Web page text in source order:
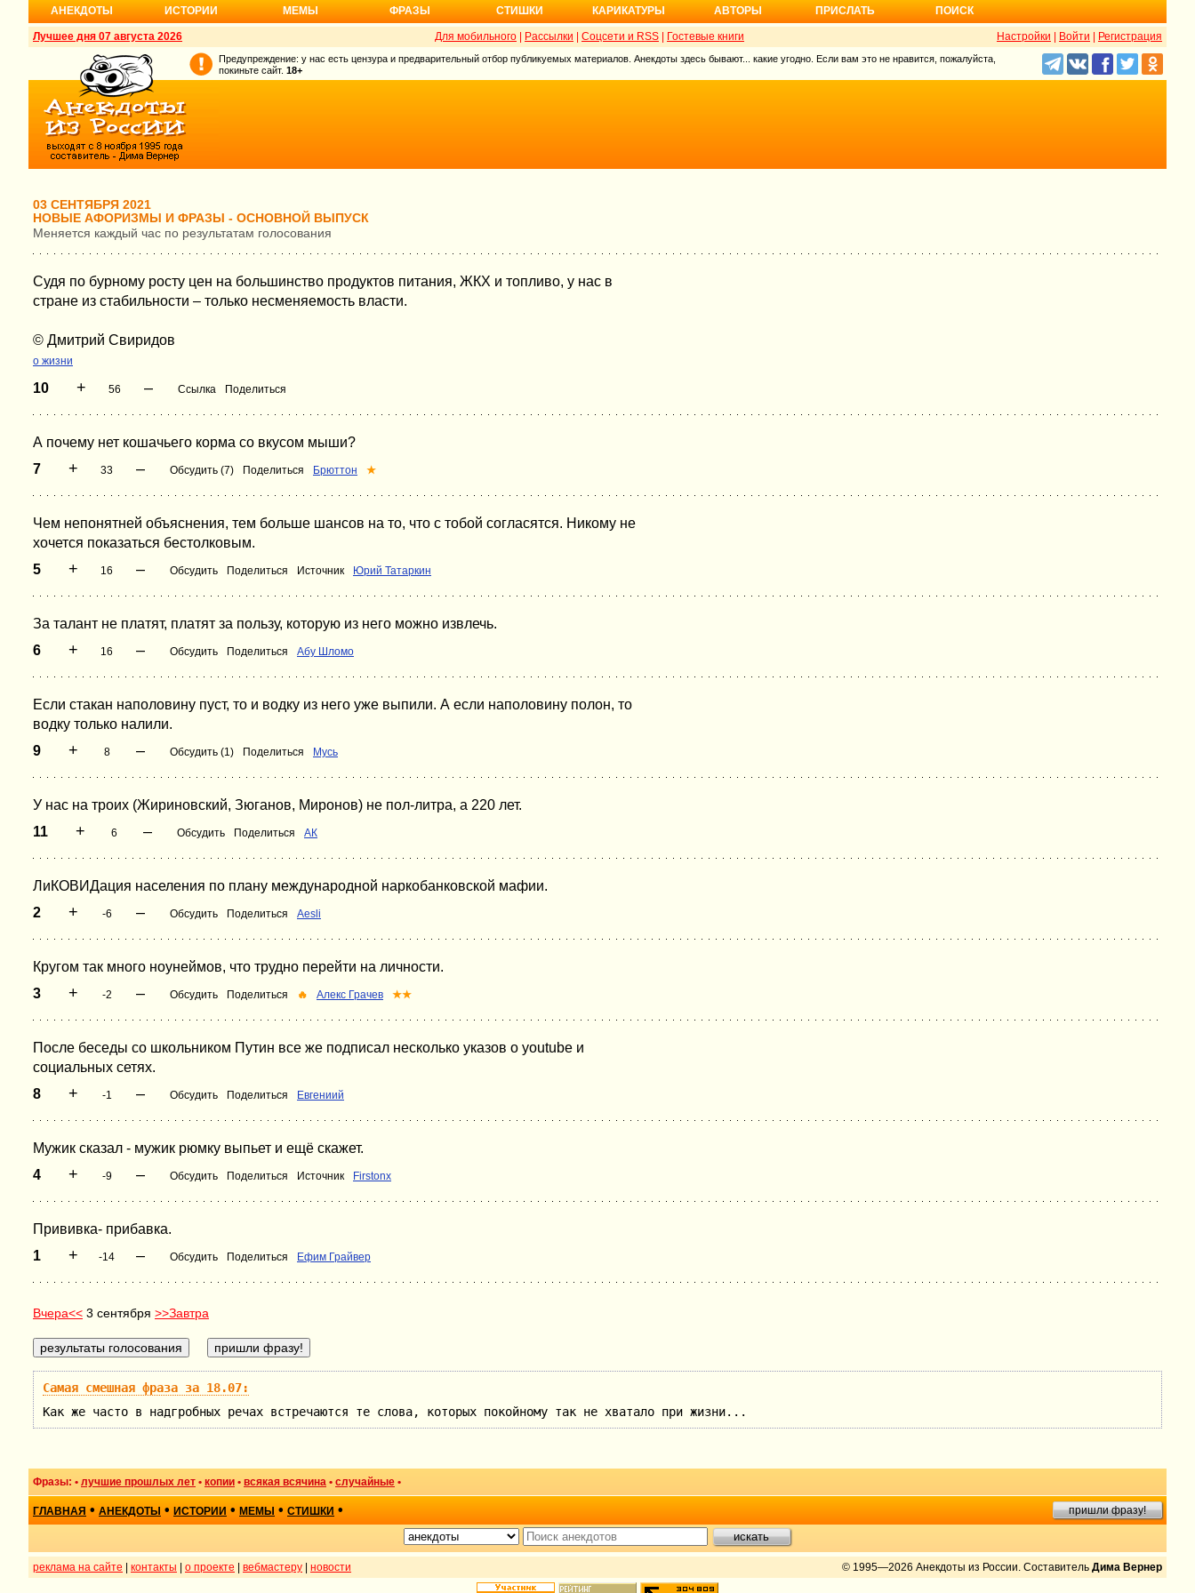
АНЕКДОТЫ ИСТОРИИ МЕМЫ ФРАЗЫ СТИШКИ КАРИКАТУРЫ АВТОРЫ ПРИСЛАТЬ ПОИСК
Лучшее дня 07 августа 2026 Настройки Войти Регистрация
Для мобильного Рассылки Соцсети и RSS Гостевые книги
Предупреждение: у нас есть цензура и предварительный отбор публикуемых материалов. Анекдоты здесь бывают... какие угодно. Если вам это не нравится, пожалуйста,
покиньте сайт. 18+
03 СЕНТЯБРЯ 2021
НОВЫЕ АФОРИЗМЫ И ФРАЗЫ - ОСНОВНОЙ ВЫПУСК
Меняется каждый час по результатам голосования
Судя по бурному росту цен на большинство продуктов питания, ЖКХ и топливо, у нас в
стране из стабильности – только несменяемость власти.
© Дмитрий Свиридов
о жизни
10 + 56 – Ссылка Поделиться
А почему нет кошачьего корма со вкусом мыши?
7
+ 33 – Обсудить (7) Поделиться Брюттон ★
Чем непонятней объяснения, тем больше шансов на то, что с тобой согласятся. Никому не
хочется показаться бестолковым.
5
+ 16 – Обсудить Поделиться Источник Юрий Татаркин
За талант не платят, платят за пользу, которую из него можно извлечь.
6
+ 16 – Обсудить Поделиться Абу Шломо
Если стакан наполовину пуст, то и водку из него уже выпили. А если наполовину полон, то
водку только налили.
9
+ 8 – Обсудить (1) Поделиться Мусь
У нас на троих (Жириновский, Зюганов, Миронов) не пол-литра, а 220 лет.
11
+ 6 – Обсудить Поделиться АК
ЛиКОВИДация населения по плану международной наркобанковской мафии.
2
+ -6 – Обсудить Поделиться Aesli
Кругом так много ноунеймов, что трудно перейти на личности.
3
+ -2 – Обсудить Поделиться 🔥 Алекс Грачев ★★
После беседы со школьником Путин все же подписал несколько указов о youtube и
социальных сетях.
8
+ -1 – Обсудить Поделиться Евгениий
Мужик сказал - мужик рюмку выпьет и ещё скажет.
4
+ -9 – Обсудить Поделиться Источник Firstonx
Прививка- прибавка.
1
+ -14 – Обсудить Поделиться Ефим Грайвер
Вчера<< 3 сентября >>Завтра
Самая смешная фраза за 18.07:
Как же часто в надгробных речах встречаются те слова, которых покойному так не хватало при жизни...
Фразы: • лучшие прошлых лет • копии • всякая всячина • случайные •
ГЛАВНАЯ • АНЕКДОТЫ • ИСТОРИИ • МЕМЫ • СТИШКИ • пришли фразу!
реклама на сайте контакты о проекте вебмастеру новости © 1995—2026 Анекдоты из России. Составитель Дима Вернер